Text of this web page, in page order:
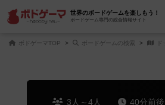
世界のボードゲームを楽しもう！
ボードゲーム専門の総合情報サイト
ボドゲーマTOP ボードゲームの検索 ド
3人～4人 40分前後